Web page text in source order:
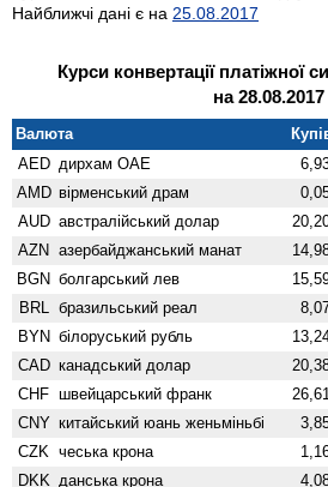
Найближчі дані є на 25.08.2017
Курси конвертації платіжної
на 28.08.2017
Валюта
AED дирхам ОАЕ
AMD вiрменський драм
AUD австралійський долар
AZN азербайджанський манат
BGN болгарський лев
BRL бразильський реал
BYN білоруський рубль
CAD канадський долар
CHF швейцарський франк
CNY китайський юань женьмiньбi
CZK чеська крона
DKK данська крона